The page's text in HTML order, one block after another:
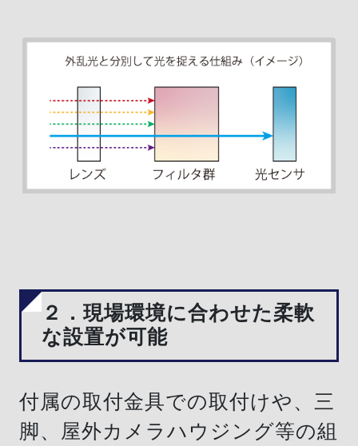
２．現場環境に合わせた柔軟
な設置が可能
付属の取付金具での取付けや、三
脚、屋外カメラハウジング等の組